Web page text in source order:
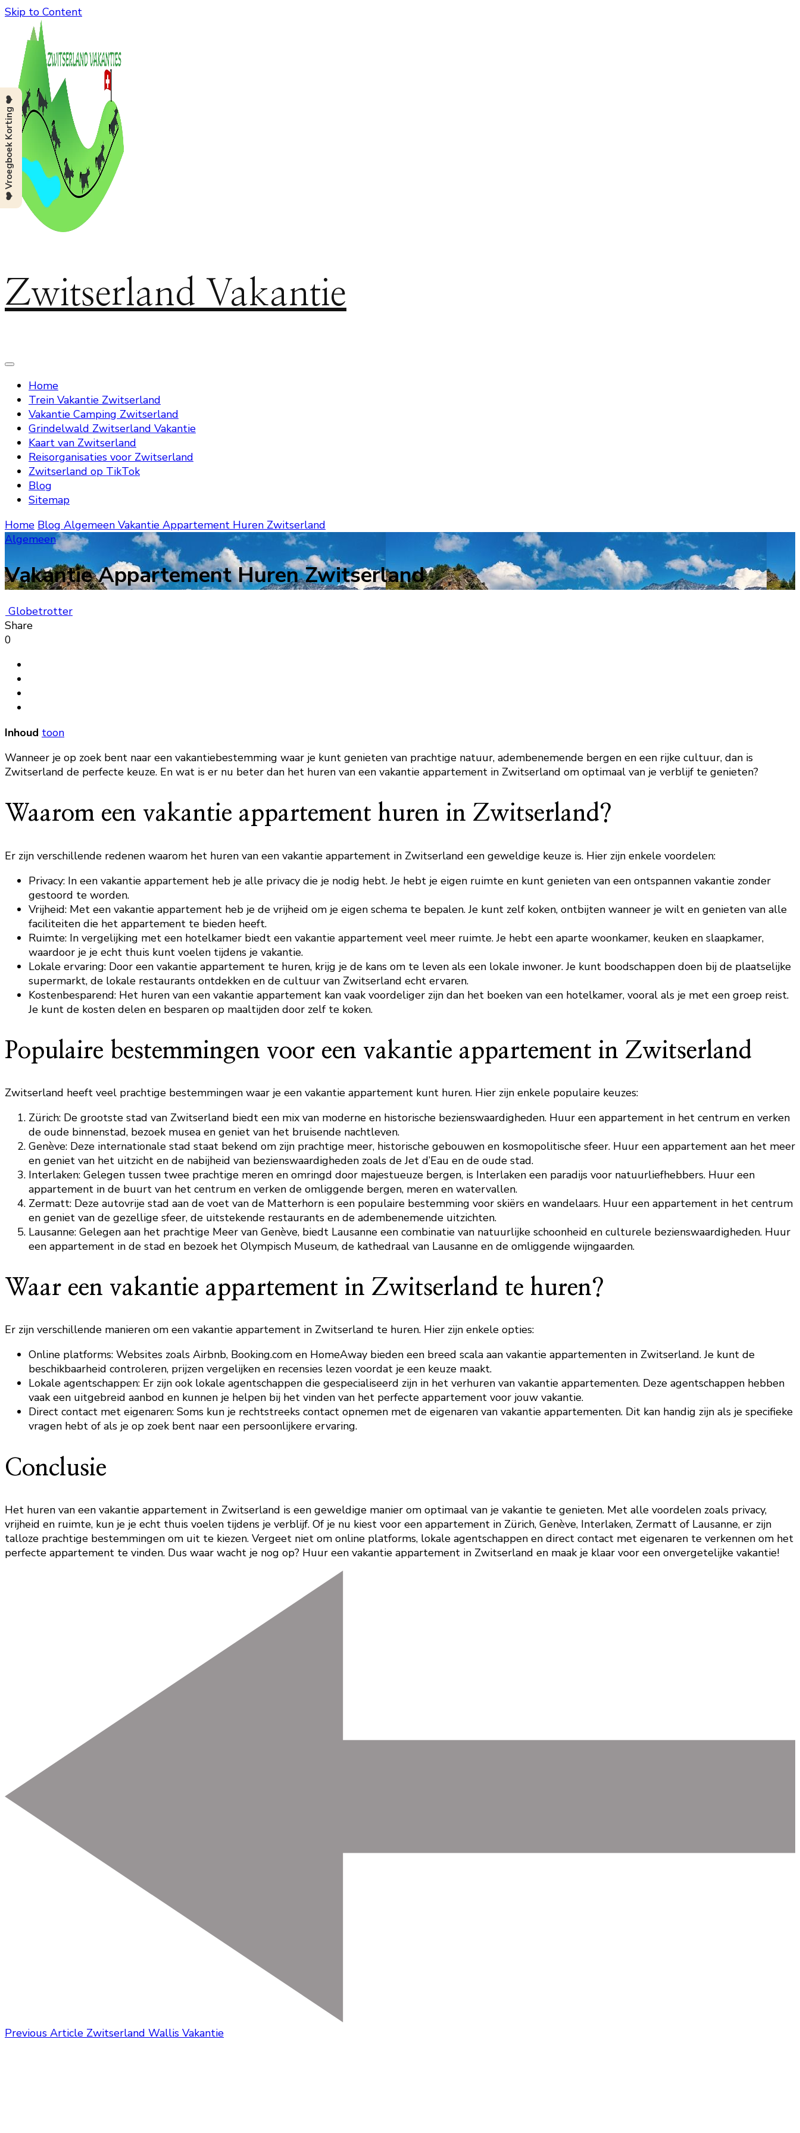
Skip to Content
Zwitserland Vakantie
Home
Trein Vakantie Zwitserland
Vakantie Camping Zwitserland
Grindelwald Zwitserland Vakantie
Kaart van Zwitserland
Reisorganisaties voor Zwitserland
Zwitserland op TikTok
Blog
Sitemap
Home Blog Algemeen Vakantie Appartement Huren Zwitserland
Algemeen
Vakantie Appartement Huren Zwitserland
Globetrotter
Share
0
Inhoud toon
Wanneer je op zoek bent naar een vakantiebestemming waar je kunt genieten van prachtige natuur, adembenemende bergen en een rijke cultuur, dan is
Zwitserland de perfecte keuze. En wat is er nu beter dan het huren van een vakantie appartement in Zwitserland om optimaal van je verblijf te genieten?
Waarom een vakantie appartement huren in Zwitserland?
Er zijn verschillende redenen waarom het huren van een vakantie appartement in Zwitserland een geweldige keuze is. Hier zijn enkele voordelen:
Privacy: In een vakantie appartement heb je alle privacy die je nodig hebt. Je hebt je eigen ruimte en kunt genieten van een ontspannen vakantie zonder
gestoord te worden.
Vrijheid: Met een vakantie appartement heb je de vrijheid om je eigen schema te bepalen. Je kunt zelf koken, ontbijten wanneer je wilt en genieten van alle
faciliteiten die het appartement te bieden heeft.
Ruimte: In vergelijking met een hotelkamer biedt een vakantie appartement veel meer ruimte. Je hebt een aparte woonkamer, keuken en slaapkamer,
waardoor je je echt thuis kunt voelen tijdens je vakantie.
Lokale ervaring: Door een vakantie appartement te huren, krijg je de kans om te leven als een lokale inwoner. Je kunt boodschappen doen bij de plaatselijke
supermarkt, de lokale restaurants ontdekken en de cultuur van Zwitserland echt ervaren.
Kostenbesparend: Het huren van een vakantie appartement kan vaak voordeliger zijn dan het boeken van een hotelkamer, vooral als je met een groep reist.
Je kunt de kosten delen en besparen op maaltijden door zelf te koken.
Populaire bestemmingen voor een vakantie appartement in Zwitserland
Zwitserland heeft veel prachtige bestemmingen waar je een vakantie appartement kunt huren. Hier zijn enkele populaire keuzes:
Zürich: De grootste stad van Zwitserland biedt een mix van moderne en historische bezienswaardigheden. Huur een appartement in het centrum en verken
de oude binnenstad, bezoek musea en geniet van het bruisende nachtleven.
Genève: Deze internationale stad staat bekend om zijn prachtige meer, historische gebouwen en kosmopolitische sfeer. Huur een appartement aan het meer
en geniet van het uitzicht en de nabijheid van bezienswaardigheden zoals de Jet d’Eau en de oude stad.
Interlaken: Gelegen tussen twee prachtige meren en omringd door majestueuze bergen, is Interlaken een paradijs voor natuurliefhebbers. Huur een
appartement in de buurt van het centrum en verken de omliggende bergen, meren en watervallen.
Zermatt: Deze autovrije stad aan de voet van de Matterhorn is een populaire bestemming voor skiërs en wandelaars. Huur een appartement in het centrum
en geniet van de gezellige sfeer, de uitstekende restaurants en de adembenemende uitzichten.
Lausanne: Gelegen aan het prachtige Meer van Genève, biedt Lausanne een combinatie van natuurlijke schoonheid en culturele bezienswaardigheden. Huur
een appartement in de stad en bezoek het Olympisch Museum, de kathedraal van Lausanne en de omliggende wijngaarden.
Waar een vakantie appartement in Zwitserland te huren?
Er zijn verschillende manieren om een vakantie appartement in Zwitserland te huren. Hier zijn enkele opties:
Online platforms: Websites zoals Airbnb, Booking.com en HomeAway bieden een breed scala aan vakantie appartementen in Zwitserland. Je kunt de
beschikbaarheid controleren, prijzen vergelijken en recensies lezen voordat je een keuze maakt.
Lokale agentschappen: Er zijn ook lokale agentschappen die gespecialiseerd zijn in het verhuren van vakantie appartementen. Deze agentschappen hebben
vaak een uitgebreid aanbod en kunnen je helpen bij het vinden van het perfecte appartement voor jouw vakantie.
Direct contact met eigenaren: Soms kun je rechtstreeks contact opnemen met de eigenaren van vakantie appartementen. Dit kan handig zijn als je specifieke
vragen hebt of als je op zoek bent naar een persoonlijkere ervaring.
Conclusie
Het huren van een vakantie appartement in Zwitserland is een geweldige manier om optimaal van je vakantie te genieten. Met alle voordelen zoals privacy,
vrijheid en ruimte, kun je je echt thuis voelen tijdens je verblijf. Of je nu kiest voor een appartement in Zürich, Genève, Interlaken, Zermatt of Lausanne, er zijn
talloze prachtige bestemmingen om uit te kiezen. Vergeet niet om online platforms, lokale agentschappen en direct contact met eigenaren te verkennen om het
perfecte appartement te vinden. Dus waar wacht je nog op? Huur een vakantie appartement in Zwitserland en maak je klaar voor een onvergetelijke vakantie!
Previous Article Zwitserland Wallis Vakantie
❤️ Vroegboek Korting ❤️